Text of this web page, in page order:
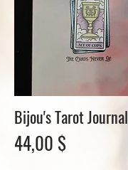
Schnellansicht
Bijou's Tarot Journal
Preis
44,00 $